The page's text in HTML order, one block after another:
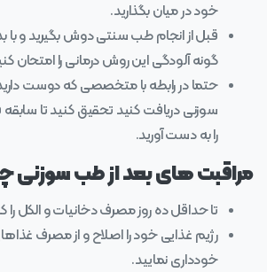
خود در میان بگذارید.
قبل از انجام طب سنتی دوش بگیرید و با
گونه آلودگی این روش درمانی را امتحان
حتما در رابطه با متخصصی که دوست
سوزنی دریافت کنید تحقیق کنید تا سابقه
را به دست آورید.
مراقبت‌ های بعد از طب سوزنی
تا حداقل ده روز مصرف دخانیات و الکل را
رژیم غذایی خود را اصلاح و از مصرف
خودداری نمایید.